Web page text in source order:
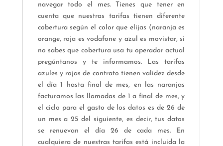
navegar todo el mes. Tienes que tener en
cuenta que nuestras tarifas tienen diferente
cobertura según el color que elijas (naranja es
orange, roja es vodafone y azul es movistar, si
no sabes que cobertura usa tu operador actual
pregúntanos y te informamos. Las tarifas
azules y rojas de contrato tienen validez desde
el día 1 hasta final de mes, en las naranjas
facturamos las llamadas de 1 a final de mes, y
el ciclo para el gasto de los datos es de 26 de
un mes a 25 del siguiente, es decir, tus datos
se renuevan el día 26 de cada mes. En
cualquiera de nuestras tarifas está incluida la